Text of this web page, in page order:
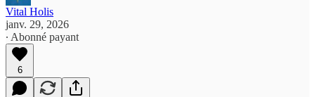
Vital Holis
janv. 29, 2026
∙ Abonné payant
6